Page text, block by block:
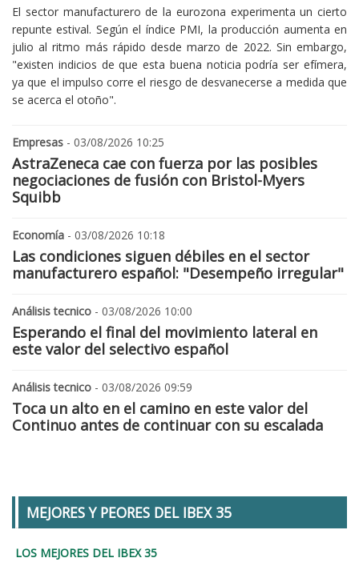
El sector manufacturero de la eurozona experimenta un cierto
repunte estival. Según el índice PMI, la producción aumenta en
julio al ritmo más rápido desde marzo de 2022. Sin embargo,
"existen indicios de que esta buena noticia podría ser efímera,
ya que el impulso corre el riesgo de desvanecerse a medida que
se acerca el otoño".
Empresas - 03/08/2026 10:25
AstraZeneca cae con fuerza por las posibles
negociaciones de fusión con Bristol-Myers
Squibb
Economía - 03/08/2026 10:18
Las condiciones siguen débiles en el sector
manufacturero español: "Desempeño irregular"
Análisis tecnico - 03/08/2026 10:00
Esperando el final del movimiento lateral en
este valor del selectivo español
Análisis tecnico - 03/08/2026 09:59
Toca un alto en el camino en este valor del
Continuo antes de continuar con su escalada
MEJORES Y PEORES DEL IBEX 35
LOS MEJORES DEL IBEX 35